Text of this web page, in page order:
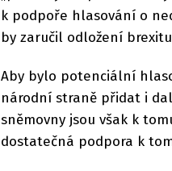
k podpoře hlasování o
by zaručil odložení
Aby bylo potenciální
národní straně přidat i
sněmovny jsou však k
dostatečná podpora k